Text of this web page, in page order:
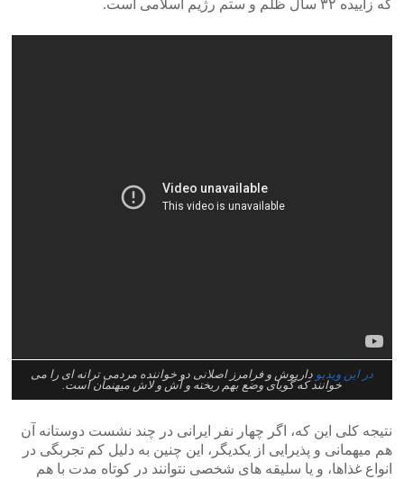
که زاییده ۳۲ سال ظلم و ستم رژیم اسلامی است.
در این ویدیو داریوش و فرامرز اصلانی دو خواننده مردمی ترانه ای را می
خوانند که گویای وضع بهم ریخته و آش و لاش میهنمان است.
نتیجه کلی این که، اگر چهار نفر ایرانی در چند نشست دوستانه آن
هم میهمانی و پذیرایی از یکدیگر، این چنین به دلیل کم تجربگی در
انواع غذاها، و یا سلیقه های شخصی نتوانند در کوتاه مدت با هم